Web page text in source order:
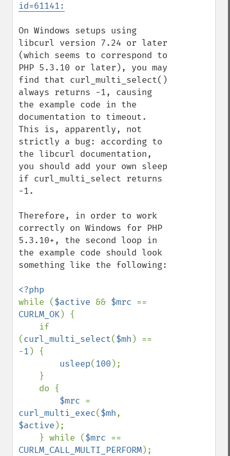
id=61141:
On Windows setups using
libcurl version 7.24 or later
(which seems to correspond to
PHP 5.3.10 or later), you may
find that curl_multi_select()
always returns -1, causing
the example code in the
documentation to timeout.
This is, apparently, not
strictly a bug: according to
the libcurl documentation,
you should add your own sleep
if curl_multi_select returns
-1.
Therefore, in order to work
correctly on Windows for PHP
5.3.10+, the second loop in
the example code should look
something like the following:
while ($active && $mrc
CURLM_OK) {
(curl_multi_select($mh ) ==
-1 ) {
usleep(100 );
$mrc
curl_multi_exec($mh
$active );
    } while (
$mrc
CURLM_CALL_MULTI_PERFORM);